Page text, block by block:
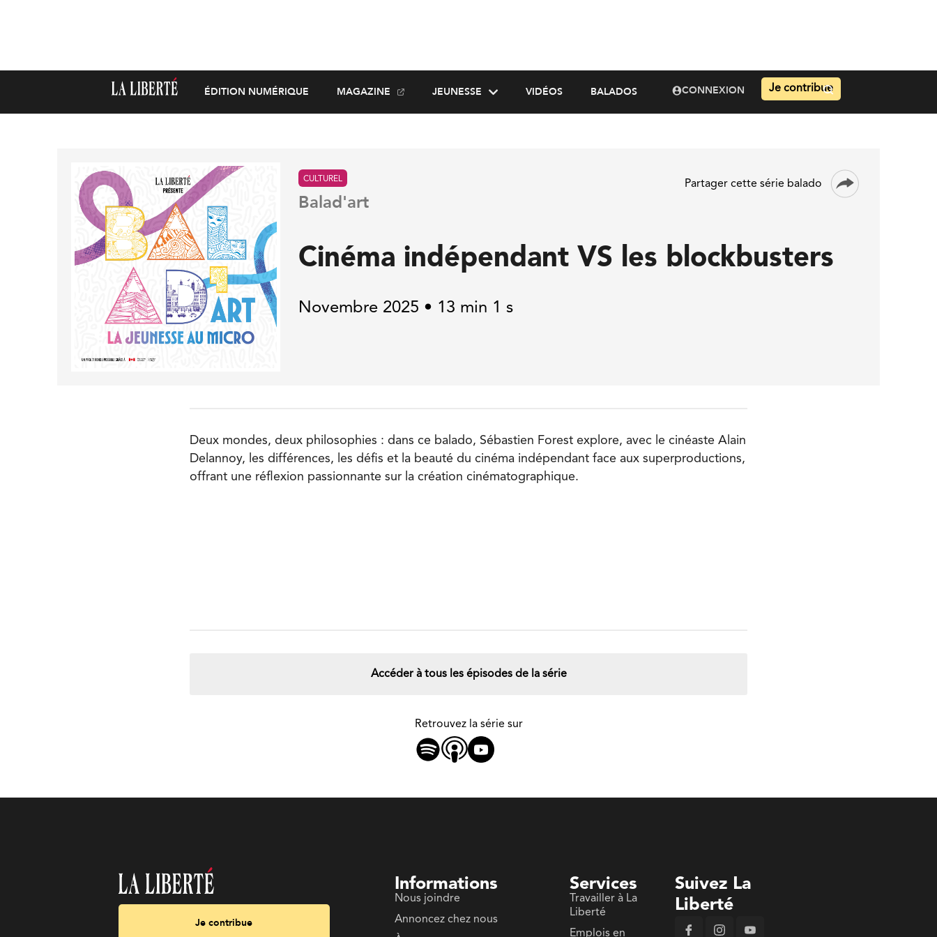
ÉDITION NUMÉRIQUE MAGAZINE JEUNESSE VIDÉOS BALADOS CONNEXION Je contribue
CULTUREL
Balad'art
Cinéma indépendant VS les blockbusters
Novembre 2025 • 13 min 1 s
Partager cette série balado
Deux mondes, deux philosophies : dans ce balado, Sébastien Forest explore, avec le cinéaste Alain
Delannoy, les différences, les défis et la beauté du cinéma indépendant face aux superproductions,
offrant une réflexion passionnante sur la création cinématographique.
Accéder à tous les épisodes de la série
Retrouvez la série sur
Je contribue
Informations
Nous joindre
Annoncez chez nous
Services
Travailler à La
Liberté
Emplois en
Suivez La
Liberté